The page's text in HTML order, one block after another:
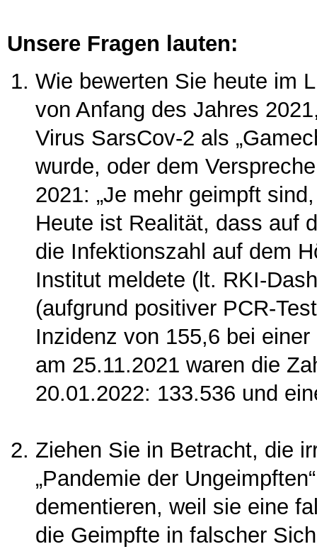
Unsere Fragen lauten:
Wie bewerten Sie heute im
von Anfang des Jahres
Virus SarsCov-2 als
wurde, oder dem
2021: „Je mehr geimpft
Heute ist Realität, dass auf
die In­fektionszahl auf dem
Institut meldete (lt. RKI-
(aufgrund positiver PCR-
Inzidenz von 155,6 bei
am 25.11.2021 waren die
20.01.2022: 133.536 und
Ziehen Sie in Betracht, die
„Pandemie der
dementieren, weil sie eine
die Geimpfte in falscher